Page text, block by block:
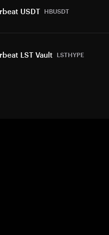
USDT HBUSDT
LST Vault LSTHYPE